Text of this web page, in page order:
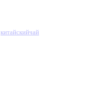
китайскийчай